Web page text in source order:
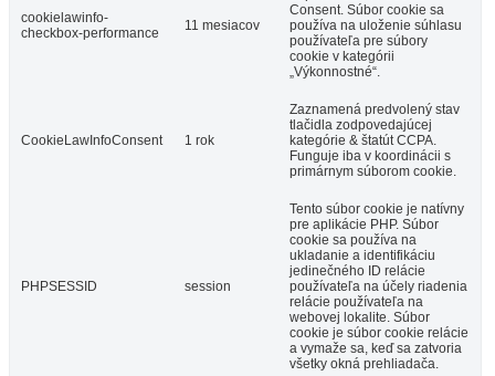
cookielawinfo-
checkbox-performance
11 mesiacov
Consent. Súbor cookie sa
používa na uloženie súhlasu
používateľa pre súbory
cookie v kategórii
„Výkonnostné“.
CookieLawInfoConsent 1 rok
Zaznamená predvolený stav
tlačidla zodpovedajúcej
kategórie & štatút CCPA.
Funguje iba v koordinácii s
primárnym súborom cookie.
PHPSESSID session
Tento súbor cookie je natívny
pre aplikácie PHP. Súbor
cookie sa používa na
ukladanie a identifikáciu
jedinečného ID relácie
používateľa na účely riadenia
relácie používateľa na
webovej lokalite. Súbor
cookie je súbor cookie relácie
a vymaže sa, keď sa zatvoria
všetky okná prehliadača.